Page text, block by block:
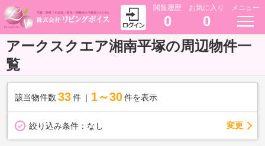
閲覧履歴
0
お気に入り
0
メニュー
アークスクエア湘南平塚の周辺物件一
覧
該当物件数 33件 1～30 件を表示
絞り込み条件： なし 変更